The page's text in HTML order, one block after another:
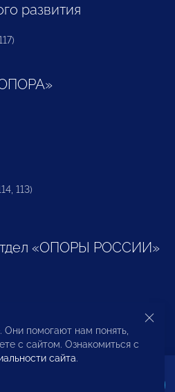
развития
113)
«ОПОРЫ РОССИИ»
предпринимателей и
Они помогают нам понять,
с сайтом. Ознакомиться с
сайта.